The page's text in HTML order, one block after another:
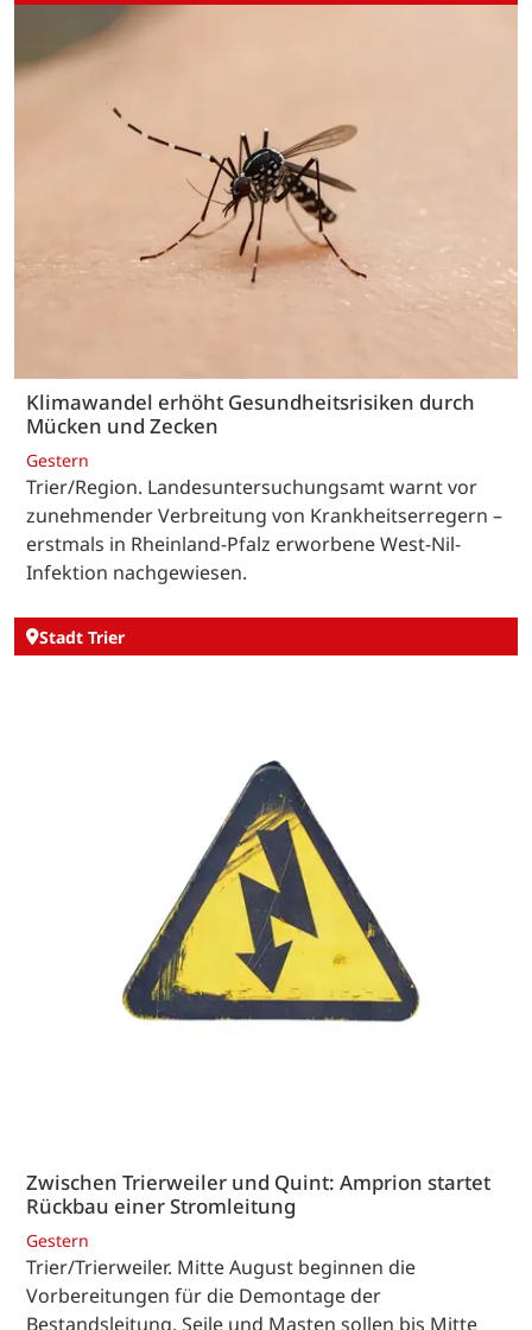
Klimawandel erhöht Gesundheitsrisiken durch
Mücken und Zecken
Gestern
Trier/Region. Landesuntersuchungsamt warnt vor
zunehmender Verbreitung von Krankheitserregern –
erstmals in Rheinland-Pfalz erworbene West-Nil-
Infektion nachgewiesen.
Stadt Trier
Zwischen Trierweiler und Quint: Amprion startet
Rückbau einer Stromleitung
Gestern
Trier/Trierweiler. Mitte August beginnen die
Vorbereitungen für die Demontage der
Bestandsleitung. Seile und Masten sollen bis Mitte